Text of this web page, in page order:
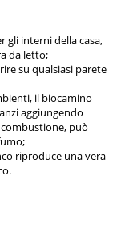
gli interni della casa,
da letto;
su qualsiasi parete
il biocamino
aggiungendo
può
riproduce una vera